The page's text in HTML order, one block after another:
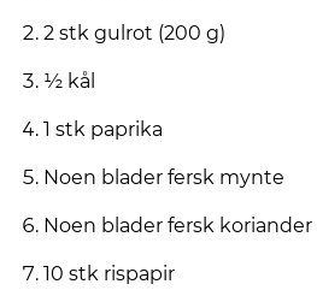
2 stk gulrot (200 g)
½ kål
1 stk paprika
Noen blader fersk mynte
Noen blader fersk koriander
10 stk rispapir